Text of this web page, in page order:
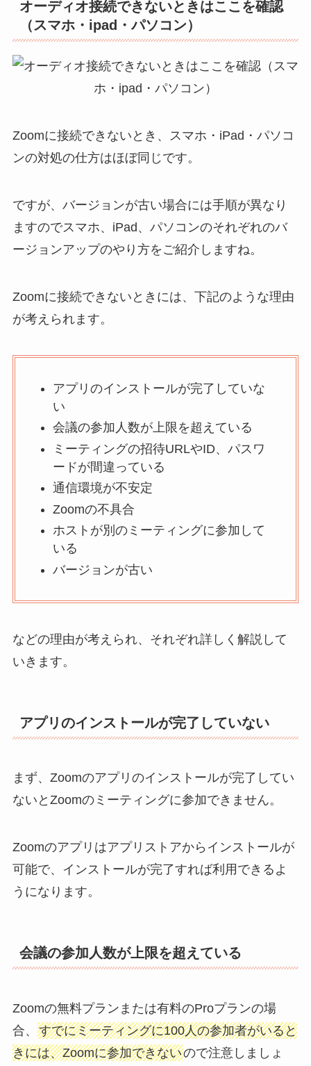
オーディオ接続できないときはここを確認
（スマホ・ipad・パソコン）
Zoomに接続できないとき、スマホ・iPad・パソコ
ンの対処の仕方はほぼ同じです。
ですが、バージョンが古い場合には手順が異なり
ますのでスマホ、iPad、パソコンのそれぞれのバ
ージョンアップのやり方をご紹介しますね。
Zoomに接続できないときには、下記のような理由
が考えられます。
アプリのインストールが完了していな
い
会議の参加人数が上限を超えている
ミーティングの招待URLやID、パスワ
ードが間違っている
通信環境が不安定
Zoomの不具合
ホストが別のミーティングに参加して
いる
バージョンが古い
などの理由が考えられ、それぞれ詳しく解説して
いきます。
アプリのインストールが完了していない
まず、Zoomのアプリのインストールが完了してい
ないとZoomのミーティングに参加できません。
Zoomのアプリはアプリストアからインストールが
可能で、インストールが完了すれば利用できるよ
うになります。
会議の参加人数が上限を超えている
Zoomの無料プランまたは有料のProプランの場
合、 すでにミーティングに100人の参加者がいると
きには、Zoomに参加できないので注意しましょ